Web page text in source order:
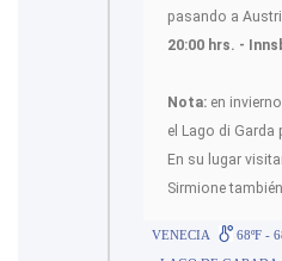
pasando a
20:00 hrs. -
Nota: en
el Lago di Garda
En su lugar
Sirmione
VENECIA 68ºF -